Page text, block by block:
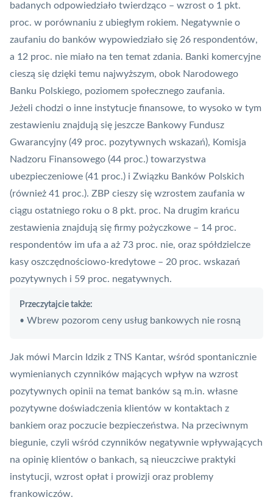
badanych odpowiedziało twierdząco – wzrost o 1 pkt.
proc. w porównaniu z ubiegłym rokiem. Negatywnie o
zaufaniu do banków wypowiedziało się 26 respondentów,
a 12 proc. nie miało na ten temat zdania. Banki komercyjne
cieszą się dzięki temu najwyższym, obok Narodowego
Banku Polskiego, poziomem społecznego zaufania.
Jeżeli chodzi o inne instytucje finansowe, to wysoko w tym
zestawieniu znajdują się jeszcze Bankowy Fundusz
Gwarancyjny (49 proc. pozytywnych wskazań), Komisja
Nadzoru Finansowego (44 proc.) towarzystwa
ubezpieczeniowe (41 proc.) i Związku Banków Polskich
(również 41 proc.). ZBP cieszy się wzrostem zaufania w
ciągu ostatniego roku o 8 pkt. proc. Na drugim krańcu
zestawienia znajdują się firmy pożyczkowe – 14 proc.
respondentów im ufa a aż 73 proc. nie, oraz spółdzielcze
kasy oszczędnościowo-kredytowe – 20 proc. wskazań
pozytywnych i 59 proc. negatywnych.
Przeczytajcie także:
• Wbrew pozorom ceny usług bankowych nie rosną
Jak mówi Marcin Idzik z TNS Kantar, wśród spontanicznie
wymienianych czynników mających wpływ na wzrost
pozytywnych opinii na temat banków są m.in. własne
pozytywne doświadczenia klientów w kontaktach z
bankiem oraz poczucie bezpieczeństwa. Na przeciwnym
biegunie, czyli wśród czynników negatywnie wpływających
na opinię klientów o bankach, są nieuczciwe praktyki
instytucji, wzrost opłat i prowizji oraz problemy
frankowiczów.